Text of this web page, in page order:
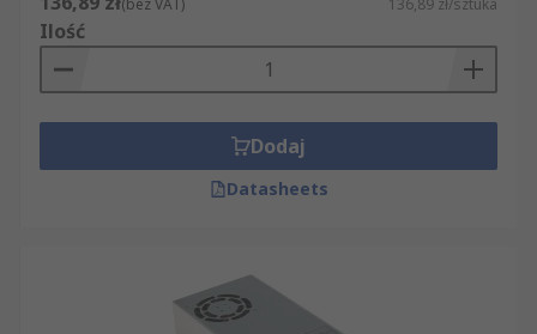
(bez VAT) 136,89 zł/sztuka
Ilość
Dodaj
Datasheets